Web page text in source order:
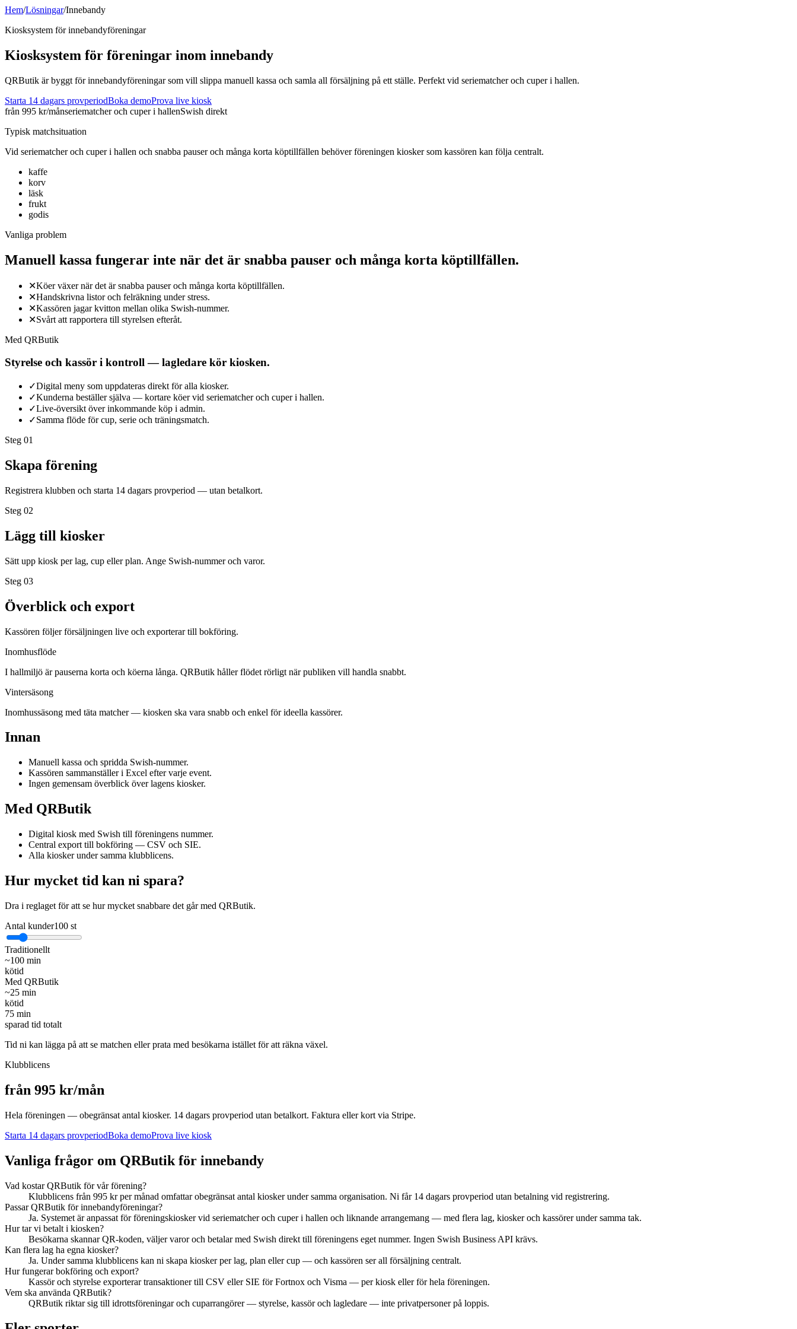
Hem/Lösningar/Innebandy
Kiosksystem förinnebandyföreningar
Kiosksystem för föreningar inom innebandy
QRButik är byggt för innebandyföreningar som vill slippa manuell kassa och samla all försäljning på ett ställe. Perfekt vid seriematcher och cuper i hallen.
Starta 14 dagars provperiodBoka demoProva live kiosk
från 995 kr/månseriematcher och cuper i hallenSwish direkt
Typisk matchsituation
Vid seriematcher och cuper i hallen och snabba pauser och många korta köptillfällen behöver föreningen kiosker som kassören kan följa centralt.
kaffe
korv
läsk
frukt
godis
Vanliga problem
Manuell kassa fungerar inte när det är snabba pauser och många korta köptillfällen.
✕Köer växer när det är snabba pauser och många korta köptillfällen.
✕Handskrivna listor och felräkning under stress.
✕Kassören jagar kvitton mellan olika Swish-nummer.
✕Svårt att rapportera till styrelsen efteråt.
Med QRButik
Styrelse och kassör i kontroll — lagledare kör kiosken.
✓Digital meny som uppdateras direkt för alla kiosker.
✓Kunderna beställer själva — kortare köer vid seriematcher och cuper i hallen.
✓Live-översikt över inkommande köp i admin.
✓Samma flöde för cup, serie och träningsmatch.
Steg 01
Skapa förening
Registrera klubben och starta 14 dagars provperiod — utan betalkort.
Steg 02
Lägg till kiosker
Sätt upp kiosk per lag, cup eller plan. Ange Swish-nummer och varor.
Steg 03
Överblick och export
Kassören följer försäljningen live och exporterar till bokföring.
Inomhusflöde
I hallmiljö är pauserna korta och köerna långa. QRButik håller flödet rörligt när publiken vill handla snabbt.
Vintersäsong
Inomhussäsong med täta matcher — kiosken ska vara snabb och enkel för ideella kassörer.
Innan
Manuell kassa och spridda Swish-nummer.
Kassören sammanställer i Excel efter varje event.
Ingen gemensam överblick över lagens kiosker.
Med QRButik
Digital kiosk med Swish till föreningens nummer.
Central export till bokföring — CSV och SIE.
Alla kiosker under samma klubblicens.
Hur mycket tid kan ni spara?
Dra i reglaget för att se hur mycket snabbare det går med QRButik.
Antal kunder100 st
Traditionellt
~100 min
kötid
Med QRButik
~25 min
kötid
75 min
sparad tid totalt
Tid ni kan lägga på att se matchen eller prata med besökarna istället för att räkna växel.
Klubblicens
från 995 kr/mån
Hela föreningen — obegränsat antal kiosker. 14 dagars provperiod utan betalkort. Faktura eller kort via Stripe.
Starta 14 dagars provperiodBoka demoProva live kiosk
Vanliga frågor om QRButik för innebandy
Vad kostar QRButik för vår förening?
Klubblicens från 995 kr per månad omfattar obegränsat antal kiosker under samma organisation. Ni får 14 dagars provperiod utan betalning vid registrering.
Passar QRButik för innebandyföreningar?
Ja. Systemet är anpassat för föreningskiosker vid seriematcher och cuper i hallen och liknande arrangemang — med flera lag, kiosker och kassörer under samma tak.
Hur tar vi betalt i kiosken?
Besökarna skannar QR-koden, väljer varor och betalar med Swish direkt till föreningens eget nummer. Ingen Swish Business API krävs.
Kan flera lag ha egna kiosker?
Ja. Under samma klubblicens kan ni skapa kiosker per lag, plan eller cup — och kassören ser all försäljning centralt.
Hur fungerar bokföring och export?
Kassör och styrelse exporterar transaktioner till CSV eller SIE för Fortnox och Visma — per kiosk eller för hela föreningen.
Vem ska använda QRButik?
QRButik riktar sig till idrottsföreningar och cuparrangörer — styrelse, kassör och lagledare — inte privatpersoner på loppis.